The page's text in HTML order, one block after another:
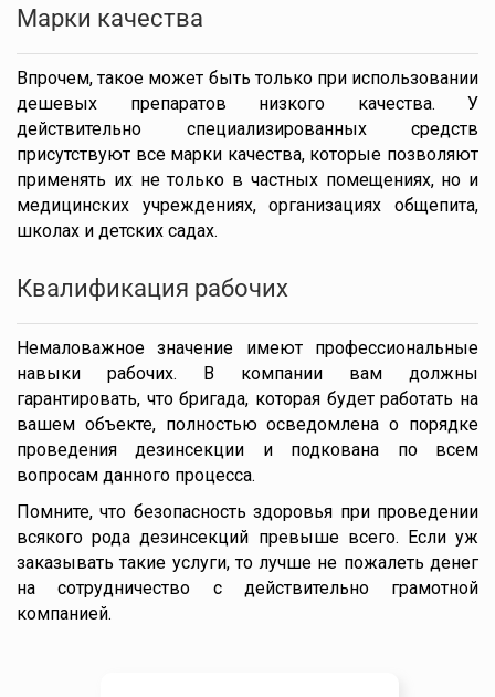
Марки качества
Впрочем, такое может быть только при использовании
дешевых препаратов низкого качества. У
действительно специализированных средств
присутствуют все марки качества, которые позволяют
применять их не только в частных помещениях, но и
медицинских учреждениях, организациях общепита,
школах и детских садах.
Квалификация рабочих
Немаловажное значение имеют профессиональные
навыки рабочих. В компании вам должны
гарантировать, что бригада, которая будет работать на
вашем объекте, полностью осведомлена о порядке
проведения дезинсекции и подкована по всем
вопросам данного процесса.
Помните, что безопасность здоровья при проведении
всякого рода дезинсекций превыше всего. Если уж
заказывать такие услуги, то лучше не пожалеть денег
на сотрудничество с действительно грамотной
компанией.